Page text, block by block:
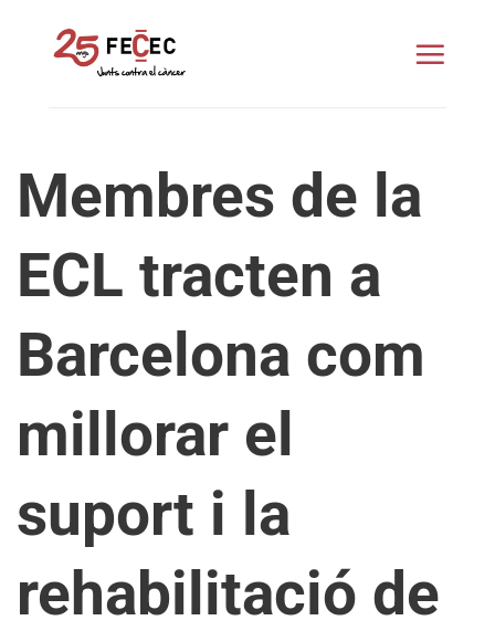
Membres de la
ECL tracten a
Barcelona com
millorar el
suport i la
rehabilitació de